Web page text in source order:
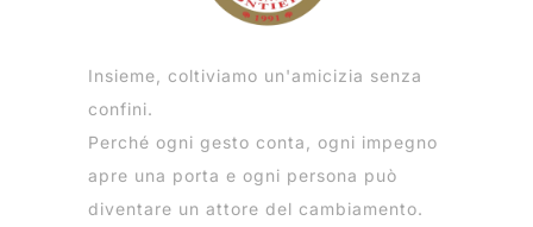
Insieme, coltiviamo un'amicizia senza
confini.
Perché ogni gesto conta, ogni impegno
apre una porta e ogni persona può
diventare un attore del cambiamento.